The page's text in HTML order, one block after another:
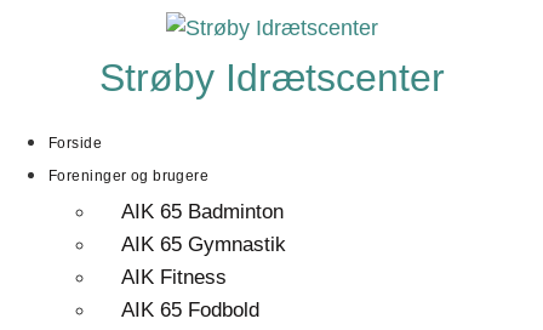
Strøby Idrætscenter
Forside
Foreninger og brugere
AIK 65 Badminton
AIK 65 Gymnastik
AIK Fitness
AIK 65 Fodbold